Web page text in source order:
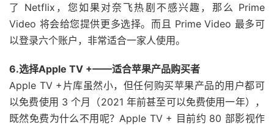
了 Netflix，您如果对奈飞热剧不感兴趣，那么 Prime
Video 将会给您提供更多选择。而且 Prime Video 最多可
以登录六个账户，非常适合一家人使用。
6.选择Apple TV +——适合苹果产品购买者
Apple TV +片库虽然小，但任何购买苹果产品的用户都可
以免费使用 3 个月（2021 年前甚至可以免费使用一年），
既然免费为什么不用呢？Apple TV + 目前约 80 部影视作